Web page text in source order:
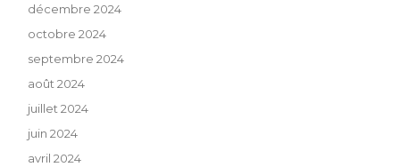
décembre 2024
octobre 2024
septembre 2024
août 2024
juillet 2024
juin 2024
avril 2024